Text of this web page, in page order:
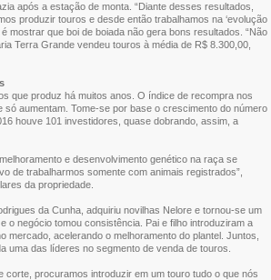
após a estação de monta. “Diante desses resultados,
produzir touros e desde então trabalhamos na ‘evolução
mostrar que boi de boiada não gera bons resultados. “Não
Terra Grande vendeu touros à média de R$ 8.300,00,
que produz há muitos anos. O índice de recompra nos
aumentam. Tome-se por base o crescimento do número
houve 101 investidores, quase dobrando, assim, a
e desenvolvimento genético na raça se
de trabalharmos somente com animais registrados”,
da propriedade.
da Cunha, adquiriu novilhas Nelore e tornou-se um
o negócio tomou consistência. Pai e filho introduziram a
mercado, acelerando o melhoramento do plantel. Juntos,
uma das líderes no segmento de venda de touros.
procuramos introduzir em um touro tudo o que nós